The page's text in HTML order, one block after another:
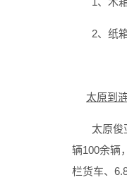
2、纸箱
太原到
太原俊亚
辆100余辆
栏货车、